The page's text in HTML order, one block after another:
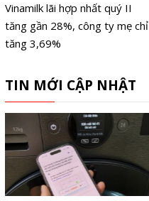
Vinamilk lãi hợp nhất quý II
tăng gần 28%, công ty mẹ chỉ
tăng 3,69%
TIN MỚI CẬP NHẬT